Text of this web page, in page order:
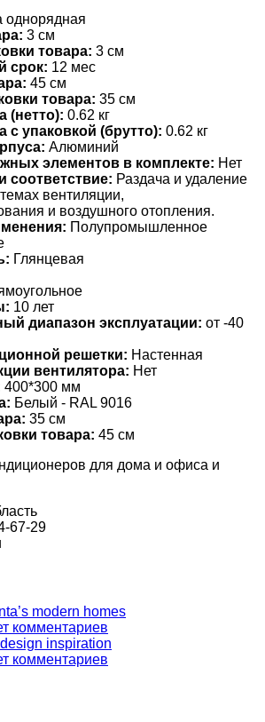
однорядная
3 см
товара: 3 см
срок: 12 мес
45 см
товара: 35 см
(нетто): 0.62 кг
с упаковкой (брутто): 0.62 кг
Алюминий
элементов в комплекте: Нет
соответствие: Раздача и удаление
вентиляции,
и воздушного отопления.
Полупромышленное
Глянцевая
10 лет
диапазон эксплуатации: от -40
решетки: Настенная
вентилятора: Нет
400*300 мм
Белый - RAL 9016
35 см
товара: 45 см
для дома и офиса и
67-29
modern homes
комментариев
inspiration
комментариев